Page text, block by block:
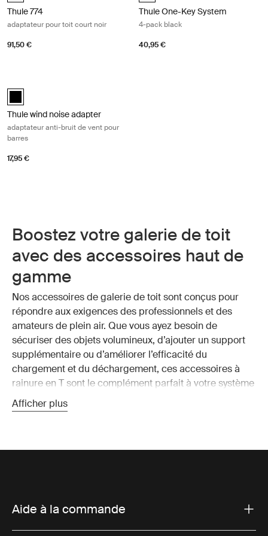
Thule 774
adaptateur pour toit court noir
91,50 €
Thule One-Key System
4-pack black
40,95 €
Thule wind noise adapter Noir (selected)
Thule wind noise adapter
adaptateur anti-bruit de vent pour
barres
17,95 €
Boostez votre galerie de toit
avec des accessoires haut de
gamme
Nos accessoires de galerie de toit sont conçus pour
répondre aux exigences des professionnels et des
amateurs de plein air. Que vous ayez besoin de
sécuriser des objets volumineux, d’ajouter un support
supplémentaire ou d’améliorer l’efficacité du
chargement et du déchargement, ces accessoires à
rainure en T sont le complément parfait à votre système
de galerie de toit. Explorez la gamme pour trouver des
solutions qui correspondent à vos besoins spécifiques
Nos roulettes sont conçues pour faciliter le chargement
Afficher plus
Aide à la commande